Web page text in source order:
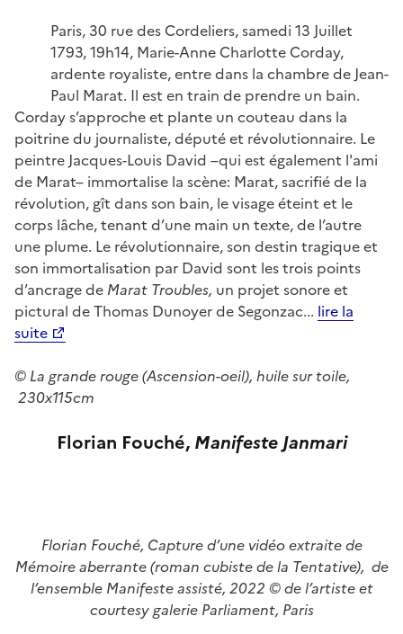
Paris, 30 rue des Cordeliers, samedi 13 Juillet
1793, 19h14, Marie-Anne Charlotte Corday,
ardente royaliste, entre dans la chambre de Jean-
Paul Marat. Il est en train de prendre un bain.
Corday s’approche et plante un couteau dans la
poitrine du journaliste, député et révolutionnaire. Le
peintre Jacques-Louis David –qui est également l'ami
de Marat– immortalise la scène: Marat, sacrifié de la
révolution, gît dans son bain, le visage éteint et le
corps lâche, tenant d’une main un texte, de l’autre
une plume. Le révolutionnaire, son destin tragique et
son immortalisation par David sont les trois points
d’ancrage de Marat Troubles, un projet sonore et
pictural de Thomas Dunoyer de Segonzac... lire la
suite
© La grande rouge (Ascension-oeil), huile sur toile,
230x115cm
Florian Fouché,Manifeste Janmari
Florian Fouché, Capture d’une vidéo extraite de
Mémoire aberrante (roman cubiste de la Tentative), de
l’ensemble Manifeste assisté, 2022 © de l’artiste et
courtesy galerie Parliament, Paris